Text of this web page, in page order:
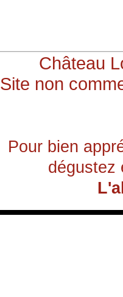
Château
Site non
Pour bien
dégustez